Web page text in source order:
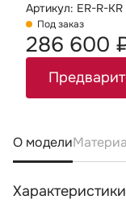
Артикул: ER-R-
Под заказ
286 600
О модели
Характеристики